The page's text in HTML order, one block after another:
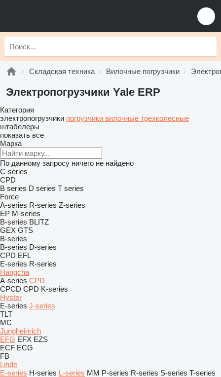
Складская техника Вилочные погрузчики
Электропогрузчики Yale ERP
Категория
электропогрузчики погрузчики вилочные трехколесные
штабелеры
показать все
Марка
По данному запросу ничего не найдено
C-series
CPD
B series D series T series
Force
A-series R-series Z-series
EP M-series
B-series BLITZ
GEX GTS
B-series
B-series D-series
CPD EFL
E-series R-series
Hangcha
A-series CPD
CPCD CPD K-series
Hyster
E-series J-series
TLT
MC
Jungheinrich
EFG EFX EZS
ECF ECG
FB
Linde
E-series H-series L-series MM P-series R-series S-series T-series